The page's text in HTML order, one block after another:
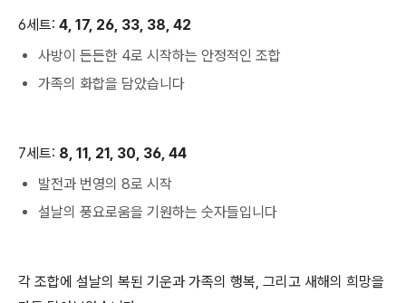
6세트: 4, 17, 26, 33, 38, 42
사방이 든든한 4로 시작하는 안정적인 조합
가족의 화합을 담았습니다
7세트: 8, 11, 21, 30, 36, 44
발전과 번영의 8로 시작
설날의 풍요로움을 기원하는 숫자들입니다
각 조합에 설날의 복된 기운과 가족의 행복, 그리고 새해의 희망을